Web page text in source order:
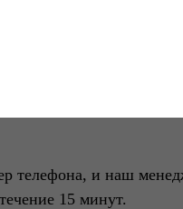
телефона, и наш
15 минут.